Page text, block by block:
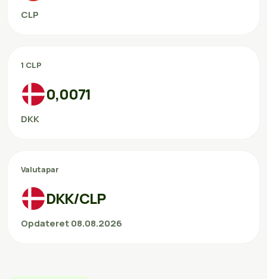
CLP
1 CLP
0,0071
DKK
Valutapar
DKK/CLP
Opdateret 08.08.2026